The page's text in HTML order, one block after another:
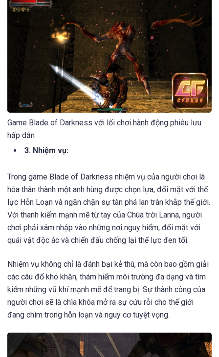
Game Blade of Darkness với lối chơi hành động phiêu lưu
hấp dẫn
3. Nhiệm vụ:
Trong game Blade of Darkness nhiệm vụ của người chơi là
hóa thân thành một anh hùng được chọn lựa, đối mặt với thế
lực Hỗn Loạn và ngăn chặn sự tàn phá lan tràn khắp thế giới.
Với thanh kiếm mạnh mẽ từ tay của Chúa trời Lanna, người
chơi phải xâm nhập vào những nơi nguy hiểm, đối mặt với
quái vật độc ác và chiến đấu chống lại thế lực đen tối.
Nhiệm vụ không chỉ là đánh bại kẻ thù, mà còn bao gồm giải
các câu đố khó khăn, thám hiểm môi trường đa dạng và tìm
kiếm những vũ khí mạnh mẽ để trang bị. Sự thành công của
người chơi sẽ là chìa khóa mở ra sự cứu rỗi cho thế giới
đang chìm trong hỗn loạn và nguy cơ tuyệt vọng.